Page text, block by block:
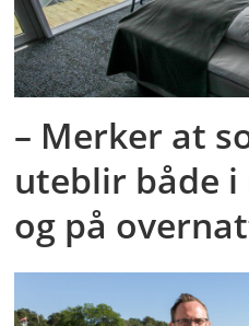
– Merker at
uteblir både
og på